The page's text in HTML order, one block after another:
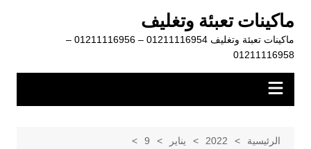
المحتوى
ماكينات تعبئة وتغليف
ماكينات تعبئة وتغليف 01211116954 – 01211116956 –
01211116958
الرئيسية 2022 يناير
9